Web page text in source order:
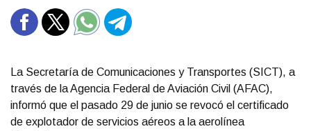
La Secretaría de Comunicaciones y Transportes (SICT), a
través de la Agencia Federal de Aviación Civil (AFAC),
informó que el pasado 29 de junio se revocó el certificado
de explotador de servicios aéreos a la aerolínea